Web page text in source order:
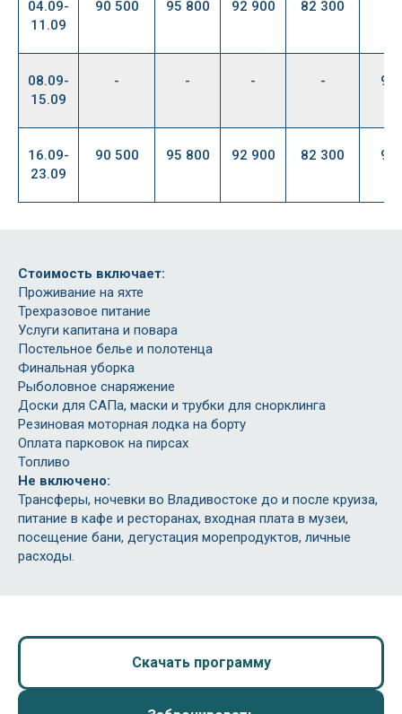
04.09-
11.09
90 500 95 800 92 900 82 300
08.09-
15.09
- - - - 97
16.09-
23.09
90 500 95 800 92 900 82 300 97
Стоимость включает:
Проживание на яхте
Трехразовое питание
Услуги капитана и повара
Постельное белье и полотенца
Финальная уборка
Рыболовное снаряжение
Доски для САПа, маски и трубки для снорклинга
Резиновая моторная лодка на борту
Оплата парковок на пирсах
Топливо
Не включено:
Трансферы, ночевки во Владивостоке до и после круиза,
питание в кафе и ресторанах, входная плата в музеи,
посещение бани, дегустация морепродуктов, личные
расходы.
Скачать программу